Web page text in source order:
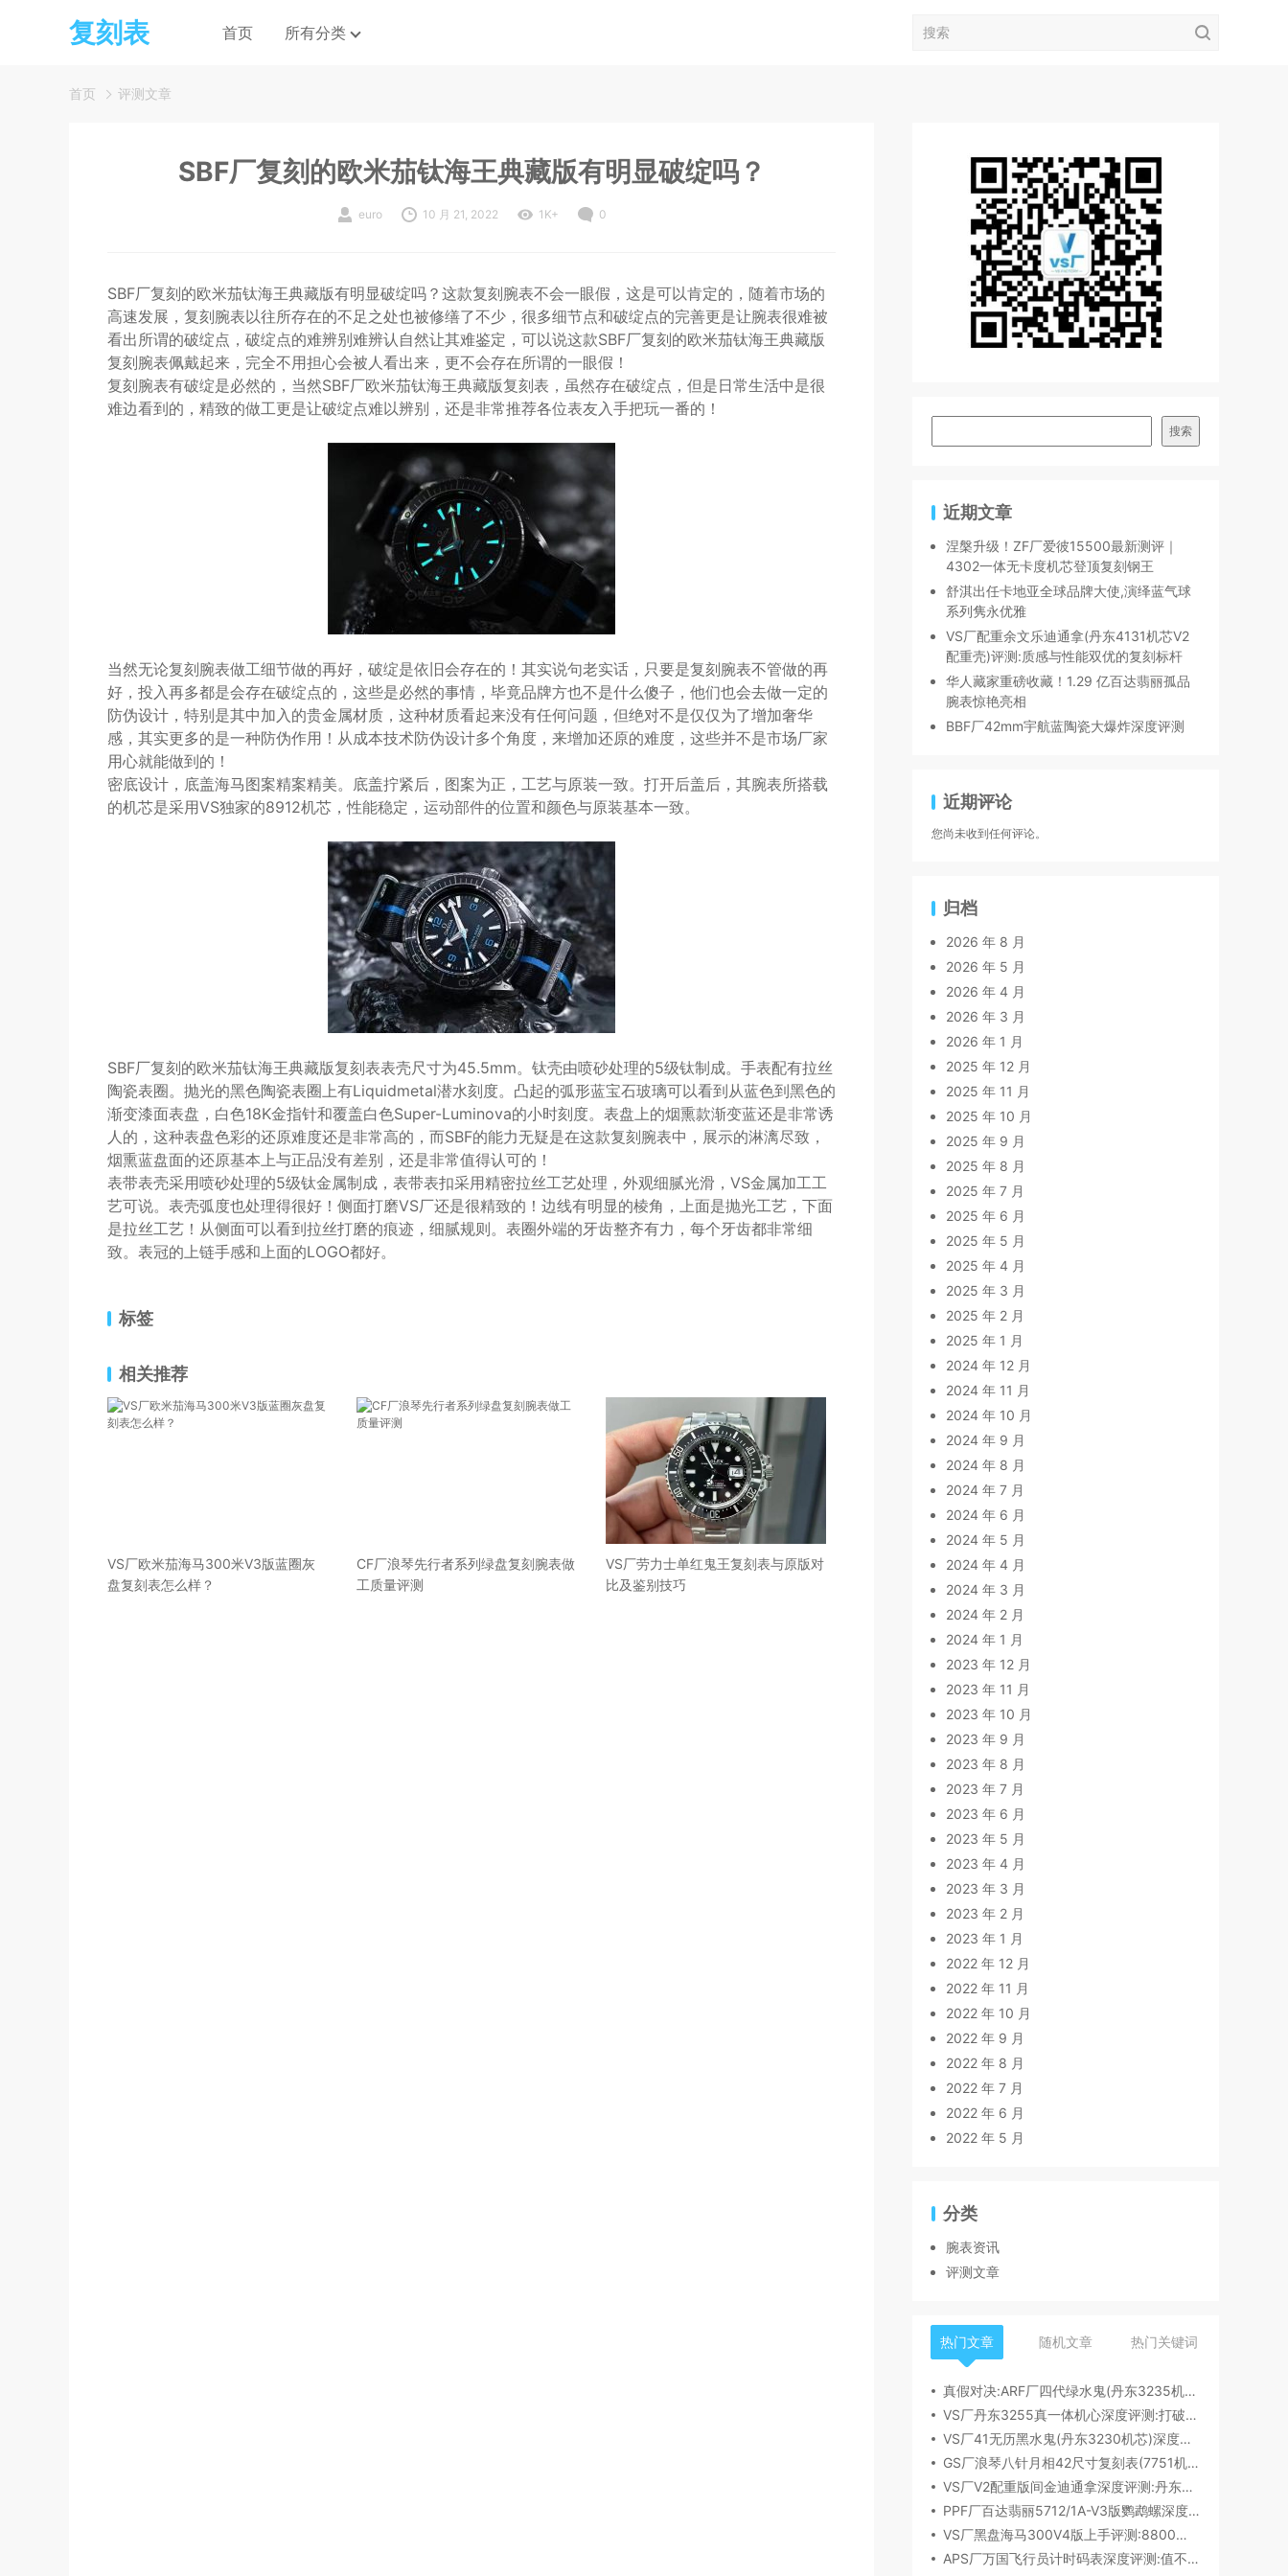
复刻表 首页 所有分类
首页 评测文章
SBF厂复刻的欧米茄钛海王典藏版有明显破绽吗？
euro 10 月 21, 2022 1K+ 0
SBF厂复刻的欧米茄钛海王典藏版有明显破绽吗？这款复刻腕表不会一眼假，这是可以肯定的，随着市场的
高速发展，复刻腕表以往所存在的不足之处也被修缮了不少，很多细节点和破绽点的完善更是让腕表很难被
看出所谓的破绽点，破绽点的难辨别难辨认自然让其难鉴定，可以说这款SBF厂复刻的欧米茄钛海王典藏版
复刻腕表佩戴起来，完全不用担心会被人看出来，更不会存在所谓的一眼假！
复刻腕表有破绽是必然的，当然SBF厂欧米茄钛海王典藏版复刻表，虽然存在破绽点，但是日常生活中是很
难边看到的，精致的做工更是让破绽点难以辨别，还是非常推荐各位表友入手把玩一番的！
当然无论复刻腕表做工细节做的再好，破绽是依旧会存在的！其实说句老实话，只要是复刻腕表不管做的再
好，投入再多都是会存在破绽点的，这些是必然的事情，毕竟品牌方也不是什么傻子，他们也会去做一定的
防伪设计，特别是其中加入的贵金属材质，这种材质看起来没有任何问题，但绝对不是仅仅为了增加奢华
感，其实更多的是一种防伪作用！从成本技术防伪设计多个角度，来增加还原的难度，这些并不是市场厂家
用心就能做到的！
密底设计，底盖海马图案精案精美。底盖拧紧后，图案为正，工艺与原装一致。打开后盖后，其腕表所搭载
的机芯是采用VS独家的8912机芯，性能稳定，运动部件的位置和颜色与原装基本一致。
SBF厂复刻的欧米茄钛海王典藏版复刻表表壳尺寸为45.5mm。钛壳由喷砂处理的5级钛制成。手表配有拉丝
陶瓷表圈。抛光的黑色陶瓷表圈上有Liquidmetal潜水刻度。凸起的弧形蓝宝石玻璃可以看到从蓝色到黑色的
渐变漆面表盘，白色18K金指针和覆盖白色Super-Luminova的小时刻度。表盘上的烟熏款渐变蓝还是非常诱
人的，这种表盘色彩的还原难度还是非常高的，而SBF的能力无疑是在这款复刻腕表中，展示的淋漓尽致，
烟熏蓝盘面的还原基本上与正品没有差别，还是非常值得认可的！
表带表壳采用喷砂处理的5级钛金属制成，表带表扣采用精密拉丝工艺处理，外观细腻光滑，VS金属加工工
艺可说。表壳弧度也处理得很好！侧面打磨VS厂还是很精致的！边线有明显的棱角，上面是抛光工艺，下面
是拉丝工艺！从侧面可以看到拉丝打磨的痕迹，细腻规则。表圈外端的牙齿整齐有力，每个牙齿都非常细
致。表冠的上链手感和上面的LOGO都好。
标签
相关推荐
VS厂欧米茄海马300米V3版蓝圈灰
盘复刻表怎么样？
CF厂浪琴先行者系列绿盘复刻腕表做
工质量评测
VS厂劳力士单红鬼王复刻表与原版对
比及鉴别技巧
搜索
近期文章
涅槃升级！ZF厂爱彼15500最新测评｜
4302一体无卡度机芯登顶复刻钢王
舒淇出任卡地亚全球品牌大使,演绎蓝气球
系列隽永优雅
VS厂配重余文乐迪通拿(丹东4131机芯V2
配重壳)评测:质感与性能双优的复刻标杆
华人藏家重磅收藏！1.29 亿百达翡丽孤品
腕表惊艳亮相
BBF厂42mm宇航蓝陶瓷大爆炸深度评测
近期评论
您尚未收到任何评论。
归档
2026 年 8 月
2026 年 5 月
2026 年 4 月
2026 年 3 月
2026 年 1 月
2025 年 12 月
2025 年 11 月
2025 年 10 月
2025 年 9 月
2025 年 8 月
2025 年 7 月
2025 年 6 月
2025 年 5 月
2025 年 4 月
2025 年 3 月
2025 年 2 月
2025 年 1 月
2024 年 12 月
2024 年 11 月
2024 年 10 月
2024 年 9 月
2024 年 8 月
2024 年 7 月
2024 年 6 月
2024 年 5 月
2024 年 4 月
2024 年 3 月
2024 年 2 月
2024 年 1 月
2023 年 12 月
2023 年 11 月
2023 年 10 月
2023 年 9 月
2023 年 8 月
2023 年 7 月
2023 年 6 月
2023 年 5 月
2023 年 4 月
2023 年 3 月
2023 年 2 月
2023 年 1 月
2022 年 12 月
2022 年 11 月
2022 年 10 月
2022 年 9 月
2022 年 8 月
2022 年 7 月
2022 年 6 月
2022 年 5 月
分类
腕表资讯
评测文章
热门文章 随机文章 热门关键词
真假对决:ARF厂四代绿水鬼(丹东3235机芯)深度评测
VS厂丹东3255真一体机心深度评测:打破市场乱象,重塑复刻机芯新标杆​
VS厂41无历黑水鬼(丹东3230机芯)深度评测:性能与破绽全解析
GS厂浪琴八针月相42尺寸复刻表(7751机芯)细节全析
VS厂V2配重版间金迪通拿深度评测:丹东4131机芯加持下的165克精密之作​
PPF厂百达翡丽5712/1A-V3版鹦鹉螺深度评测:细节升级直击正品
VS厂黑盘海马300V4版上手评测:8800一体机芯加持,复刻天花板实至名归?
APS厂万国飞行员计时码表深度评测:值不值得入手？